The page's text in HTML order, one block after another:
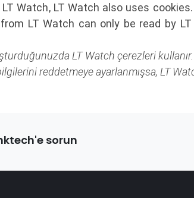
Watch, LT Watch also uses
LT Watch can only be read by
LT Watch çerezleri
bilgilerini reddetmeye ayarlanmışsa, LT
sorun